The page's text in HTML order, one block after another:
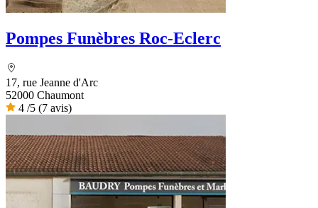
Pompes Funèbres Roc-Eclerc
17, rue Jeanne d'Arc
52000 Chaumont
4 /5 (7 avis)